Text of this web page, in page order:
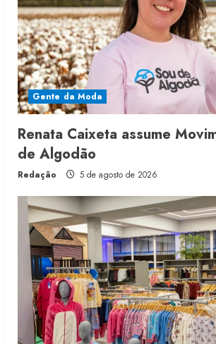
Gente da Moda
Renata Caixeta assume
de Algodão
Redação 5 de agosto de 2026